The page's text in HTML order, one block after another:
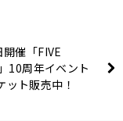
催「FIVE
10周年イベント
ット販売中！